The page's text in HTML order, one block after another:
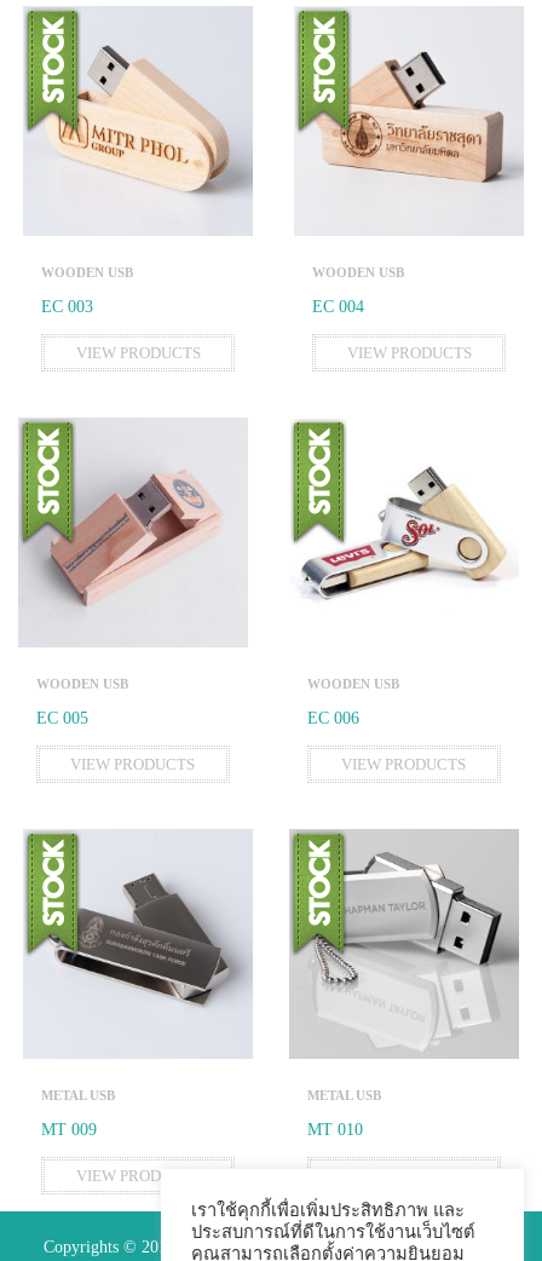
WOODEN USB
EC 003
VIEW PRODUCTS
WOODEN USB
EC 004
VIEW PRODUCTS
WOODEN USB
EC 005
VIEW PRODUCTS
WOODEN USB
EC 006
VIEW PRODUCTS
METAL USB
MT 009
VIEW PRODUCTS
METAL USB
MT 010
Copyrights © 2015 Premium Perfect Co.,ltd. All Rights Reserved.
เราใช้คุกกี้เพื่อเพิ่มประสิทธิภาพ และ
ประสบการณ์ที่ดีในการใช้งานเว็บไซต์
คุณสามารถเลือกตั้งค่าความยินยอม